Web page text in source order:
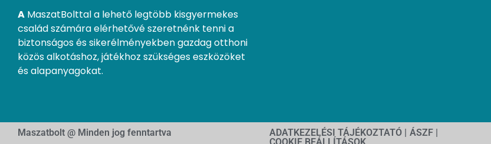
A MaszatBolttal a lehető legtöbb kisgyermekes
család számára elérhetővé szeretnénk tenni a
biztonságos és sikerélményekben gazdag otthoni
közös alkotáshoz, játékhoz szükséges eszközöket
és alapanyagokat.
Maszatbolt @ Minden jog fenntartva ADATKEZELÉSI TÁJÉKOZTATÓ | ÁSZF |